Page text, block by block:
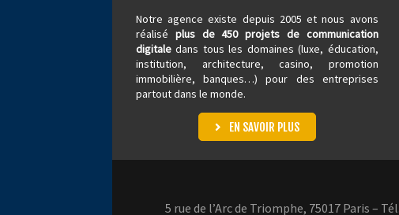
Notre agence existe depuis 2005 et nous avons
réalisé plus de 450 projets de communication
digitaledans tous les domaines (luxe, éducation,
institution, architecture,casino, promotion
immobilière, banques…) pour des entreprises
partout dans le monde.
EN SAVOIR PLUS
5 rue de l’Arc de Triomphe, 75017 Paris –